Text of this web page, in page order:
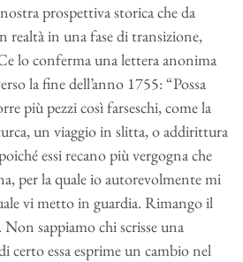
prospettiva storica che da
realtà in una fase di transizione,
lo conferma una lettera anonima
la fine dell’anno 1755: “Possa
più pezzi così farseschi, come la
un viaggio in slitta, o addirittura
essi recano più vergogna che
per la quale io autorevolmente mi
vi metto in guardia. Rimango il
sappiamo chi scrisse una
certo essa esprime un cambio nel